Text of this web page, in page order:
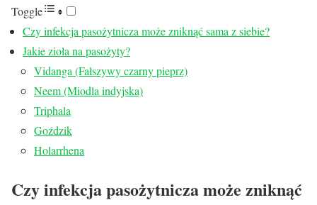
Toggle
Czy infekcja pasożytnicza może zniknąć sama z siebie?
Jakie zioła na pasożyty?
Vidanga (Fałszywy czarny pieprz)
Neem (Miodla indyjska)
Triphala
Goździk
Holarrhena
Czy infekcja pasożytnicza może zniknąć